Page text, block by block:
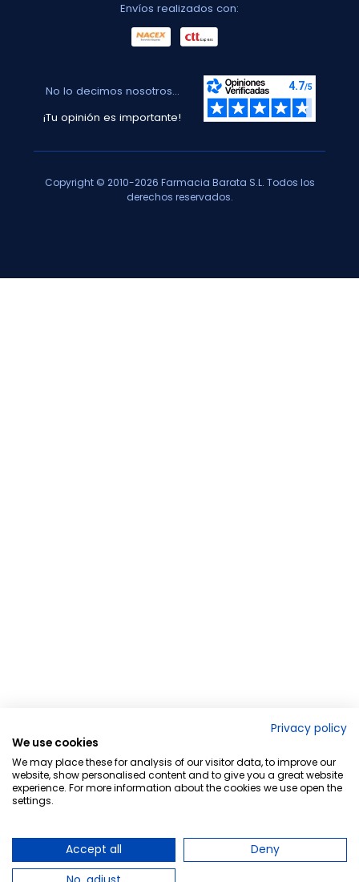
Envíos realizados con:
No lo decimos nosotros...
¡Tu opinión es importante!
Copyright © 2010-2026 Farmacia Barata S.L. Todos los
derechos reservados.
Privacy policy
We use cookies
We may place these for analysis of our visitor data, to improve our
website, show personalised content and to give you a great website
experience. For more information about the cookies we use open the
settings.
Accept all
Deny